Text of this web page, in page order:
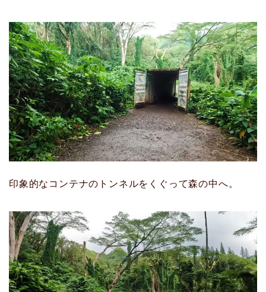
印象的なコンテナのトンネルをくぐって森の中へ。